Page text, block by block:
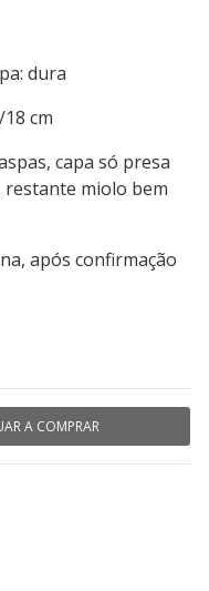
dura
cm
capa só presa
restante miolo bem
após confirmação
A COMPRAR